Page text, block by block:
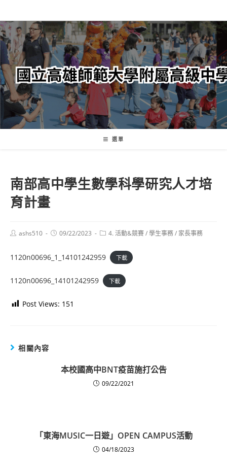
轉
至
主
內
容
選單
南部高中學生數學科學研究人才培
育計畫
Postashs510
Post09/22/2023
Post4. 活動&競賽/學生事務/ 家長事務
1120n00696_1_14101242959 下載
1120n00696_14101242959 下載
Post Views: 151
相關內容
本校國高中BNT疫苗施打公告
09/22/2021
「東海MUSIC一日遊」OPEN CAMPUS活動
04/18/2023